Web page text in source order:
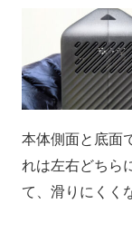
本体側面と底面
れは左右どちら
て、滑りにくく